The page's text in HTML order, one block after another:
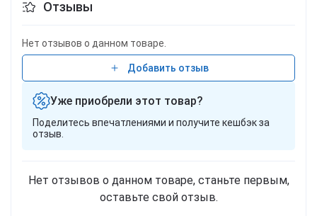
Отзывы
Нет отзывов о данном товаре.
Добавить отзыв
Уже приобрели этот товар?
Поделитесь впечатлениями и получите кешбэк за
отзыв.
Нет отзывов о данном товаре, станьте первым,
оставьте свой отзыв.